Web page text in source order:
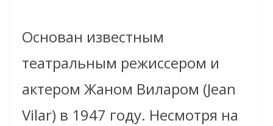
Основан известным
театральным режиссером и
актером Жаном Виларом (Jean
Vilar) в 1947 году. Несмотря на